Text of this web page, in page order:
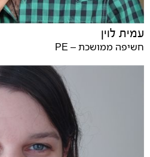
עמית לוין
חשיפה ממושכת – PE